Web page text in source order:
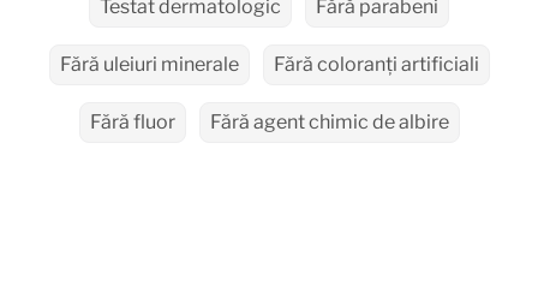
Testat dermatologic Fără parabeni
Fără uleiuri minerale Fără coloranți artificiali
Fără fluor Fără agent chimic de albire